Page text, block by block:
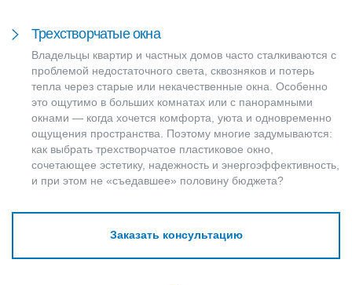
Трехстворчатые окна
Владельцы квартир и частных домов часто сталкиваются с
проблемой недостаточного света, сквозняков и потерь
тепла через старые или некачественные окна. Особенно
это ощутимо в больших комнатах или с панорамными
окнами — когда хочется комфорта, уюта и одновременно
ощущения пространства. Поэтому многие задумываются:
как выбрать трехстворчатое пластиковое окно,
сочетающее эстетику, надежность и энергоэффективность,
и при этом не «съедавшее» половину бюджета?
Заказать консультацию